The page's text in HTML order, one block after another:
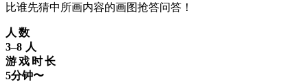
比谁先猜中所画内容的画图抢答问答！
人数
3–8 人
游戏时长
5分钟〜